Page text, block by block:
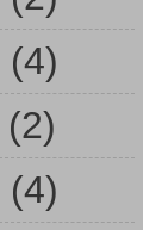
(4)
(2)
(4)